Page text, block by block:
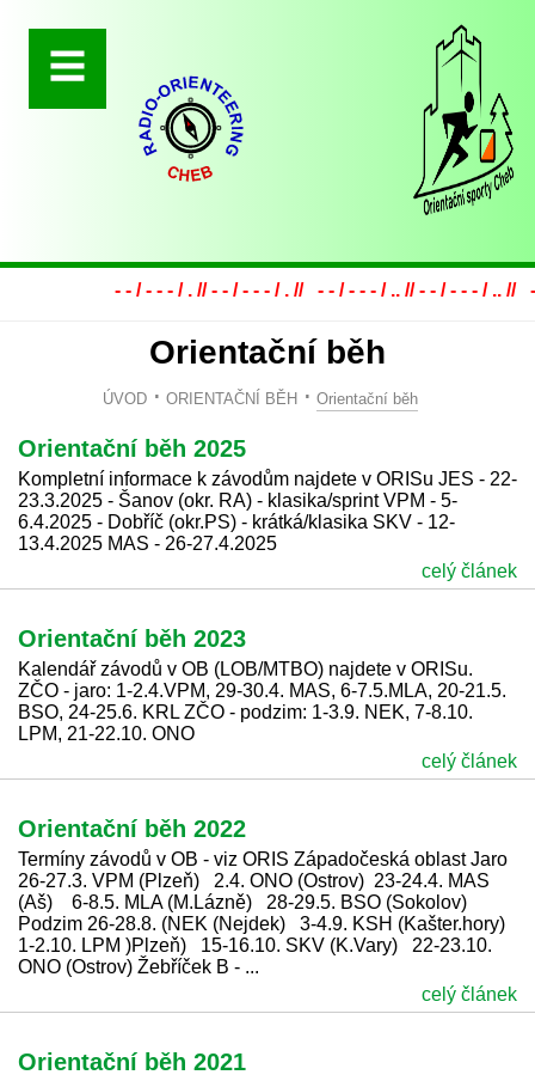
Orientační běh
ÚVOD ORIENTAČNÍ BĚH Orientační běh
Orientační běh 2025
Kompletní informace k závodům najdete v ORISu JES - 22-
23.3.2025 - Šanov (okr. RA) - klasika/sprint VPM - 5-
6.4.2025 - Dobříč (okr.PS) - krátká/klasika SKV - 12-
13.4.2025 MAS - 26-27.4.2025
celý článek
Orientační běh 2023
Kalendář závodů v OB (LOB/MTBO) najdete v ORISu.
ZČO - jaro: 1-2.4.VPM, 29-30.4. MAS, 6-7.5.MLA, 20-21.5.
BSO, 24-25.6. KRL ZČO - podzim: 1-3.9. NEK, 7-8.10.
LPM, 21-22.10. ONO
celý článek
Orientační běh 2022
Termíny závodů v OB - viz ORIS Západočeská oblast Jaro
26-27.3. VPM (Plzeň) 2.4. ONO (Ostrov) 23-24.4. MAS
(Aš) 6-8.5. MLA (M.Lázně) 28-29.5. BSO (Sokolov)
Podzim 26-28.8. (NEK (Nejdek) 3-4.9. KSH (Kašter.hory)
1-2.10. LPM )Plzeň) 15-16.10. SKV (K.Vary) 22-23.10.
ONO (Ostrov) Žebříček B - ...
celý článek
Orientační běh 2021
- - / - - - / . // - - / - - - / . // - - / - - - / .. // - - / - - - / .. // -